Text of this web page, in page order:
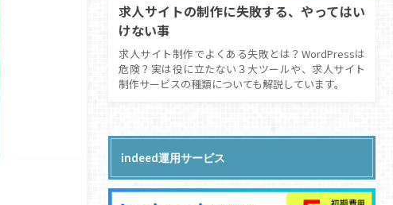
求人サイトの制作に失敗する、やってはい
けない事
求人サイト制作でよくある失敗とは？WordPressは
危険？実は役に立たない３大ツールや、求人サイト
制作サービスの種類についても解説しています。
indeed運用サービス